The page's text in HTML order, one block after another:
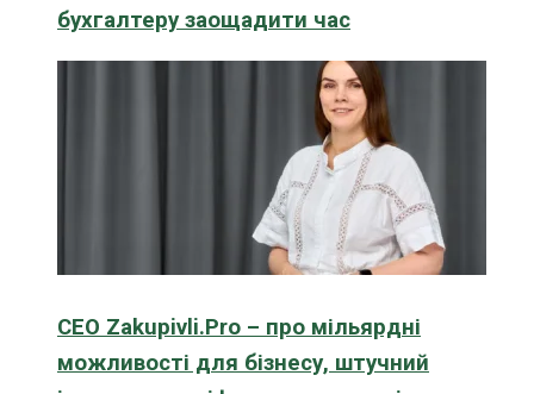
бухгалтеру заощадити час
CEO Zakupivli.Pro – про мільярдні
можливості для бізнесу, штучний